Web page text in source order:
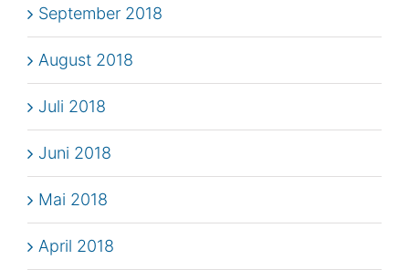
September 2018
August 2018
Juli 2018
Juni 2018
Mai 2018
April 2018